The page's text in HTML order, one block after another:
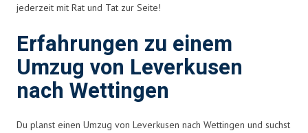
jederzeit mit Rat und Tat zur Seite!
Erfahrungen zu einem
Umzug von Leverkusen
nach Wettingen
Du planst einen Umzug von Leverkusen nach Wettingen und suchst